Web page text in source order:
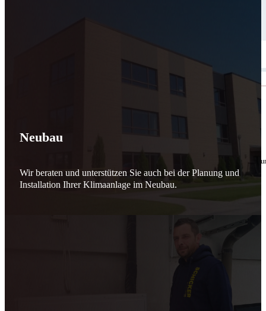
10. Februar 2026
für Sicherheit, Vertrauen
Effizient arbeiten. Ressourcen schonen. Zukunft sichern.
Nicht als Pflicht, sondern aus Überzeugung.
Neubau
Wir beraten und unterstützen Sie auch bei der Planung und
Installation Ihrer Klimaanlage im Neubau.